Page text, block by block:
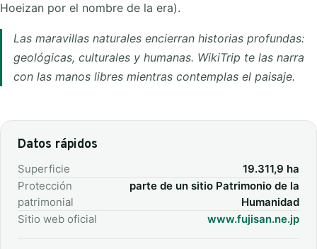
Hoeizan por el nombre de la era).
Las maravillas naturales encierran historias profundas:
geológicas, culturales y humanas. WikiTrip te las narra
con las manos libres mientras contemplas el paisaje.
Datos rápidos
Superficie
19.311,9 ha
Protección
patrimonial
parte de un sitio Patrimonio de la
Humanidad
Sitio web oficial
www.fujisan.ne.jp